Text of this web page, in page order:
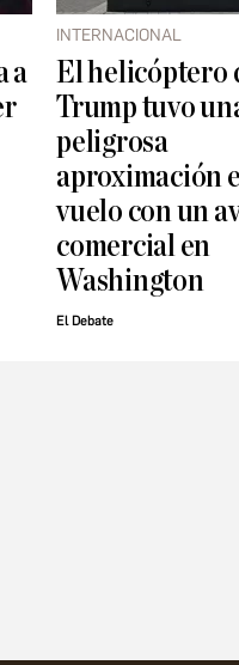
a
INTERNACIONAL
El helicóptero
Trump tuvo
peligrosa
aproximación
vuelo con un
comercial en
Washington
El Debate